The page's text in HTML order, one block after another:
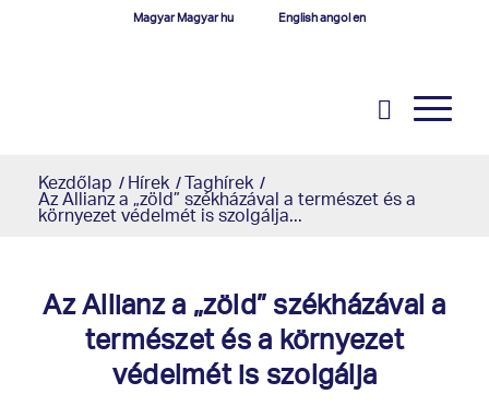
MagyarMagyarhu Englishangolen
Kezdőlap/Hírek/Taghírek/
Az Allianz a „zöld” székházával a természet és a
környezet védelmét is szolgálja...
Az Allianz a „zöld” székházával a
természet és a környezet
védelmét is szolgálja